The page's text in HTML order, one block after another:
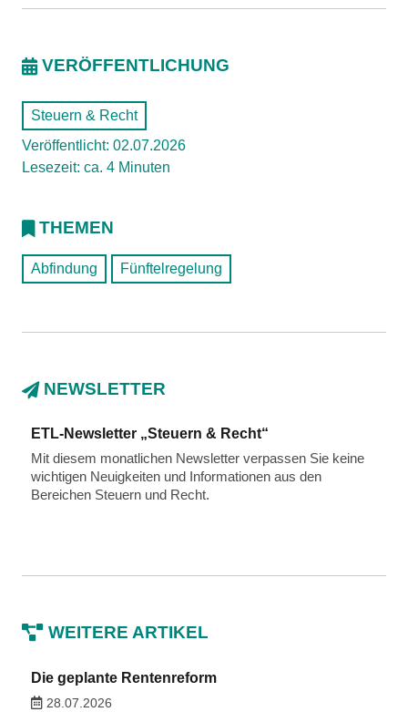
VERÖFFENTLICHUNG
Steuern & Recht
Veröffentlicht: 02.07.2026
Lesezeit: ca. 4 Minuten
THEMEN
Abfindung Fünftelregelung
NEWSLETTER
ETL-Newsletter „Steuern & Recht“
Mit diesem monatlichen Newsletter verpassen Sie keine
wichtigen Neuigkeiten und Informationen aus den
Bereichen Steuern und Recht.
WEITERE ARTIKEL
Die geplante Rentenreform
28.07.2026